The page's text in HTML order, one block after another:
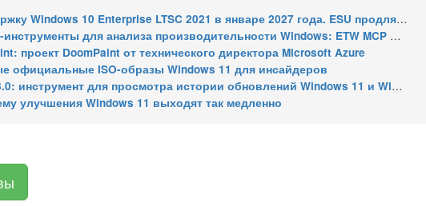
10 Enterprise LTSC 2021 в январе 2027 года. ESU продлят обновления до января 2030 года
для анализа производительности Windows: ETW MCP и WPA MCP
проект DoomPaint от технического директора Microsoft Azure
официальные ISO-образы Windows 11 для инсайдеров
для просмотра истории обновлений Windows 11 и Windows 10 получил улучшения
улучшения Windows 11 выходят так медленно